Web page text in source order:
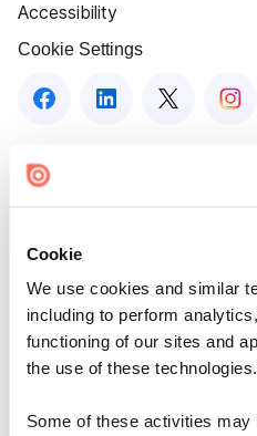
Cookie
We use cookies and similar
including to perform
functioning of our sites and
the use of these technologies.
Some of these activities may
Accessibility
Cookie Settings